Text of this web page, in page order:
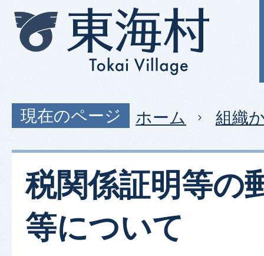
現在のページ ホーム 組織
税関係証明等の
等について